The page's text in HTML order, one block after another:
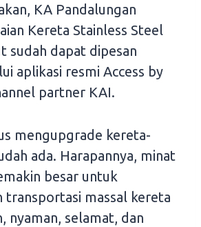
KA Pandalungan
Kereta Stainless Steel
sudah dapat dipesan
aplikasi resmi Access by
partner KAI.
mengupgrade kereta-
ada. Harapannya, minat
besar untuk
transportasi massal kereta
nyaman, selamat, dan